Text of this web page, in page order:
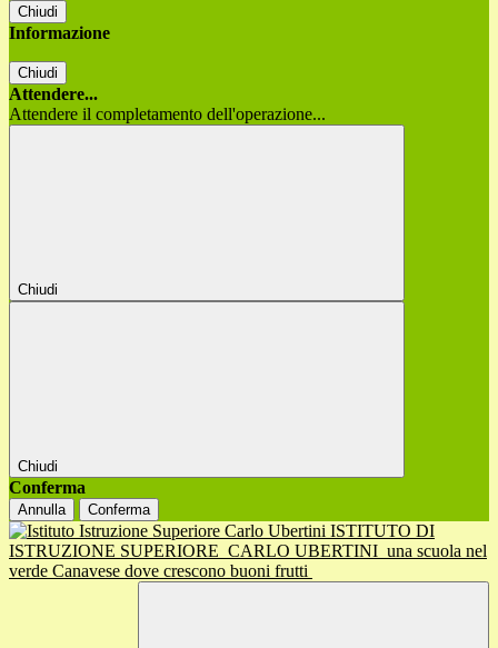
Chiudi
Informazione
Chiudi
Attendere...
Attendere il completamento dell'operazione...
Chiudi
Chiudi
Conferma
Annulla Conferma
ISTITUTO DI
ISTRUZIONE SUPERIORE CARLO UBERTINI una scuola nel
verde Canavese dove crescono buoni frutti